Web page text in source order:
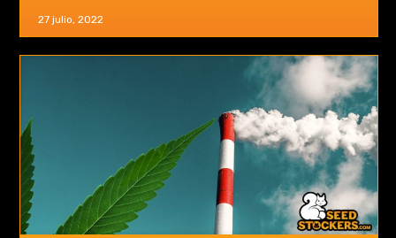
27 julio, 2022